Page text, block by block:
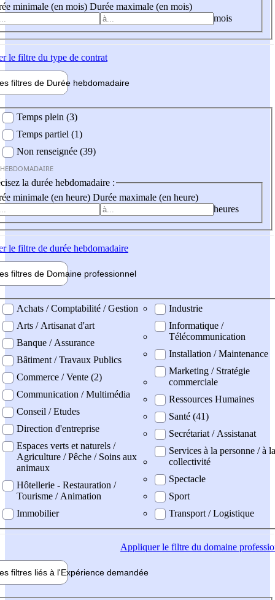
minimale (en mois) Durée maximale (en mois)
mois
le filtre du type de contrat
filtres de Durée hebdomadaire
Temps plein (3)
Temps partiel (1)
Non renseignée (39)
la durée hebdomadaire :
minimale (en heure) Durée maximale (en heure)
heures
le filtre de durée hebdomadaire
filtres de Domaine professionnel
professionel
Achats / Comptabilité / Gestion
Arts / Artisanat d'art
Banque / Assurance
Bâtiment / Travaux Publics
Commerce / Vente (2)
Communication / Multimédia
Conseil / Etudes
Direction d'entreprise
Espaces verts et naturels /
Agriculture / Pêche / Soins aux
animaux
Hôtellerie - Restauration /
Tourisme / Animation
Immobilier
Industrie
Informatique /
Télécommunication
Installation / Maintenance
Marketing / Stratégie
commerciale
Ressources Humaines
Santé (41)
Secrétariat / Assistanat
Services à la personne / à la
collectivité
Spectacle
Sport
Transport / Logistique
Appliquerle filtre du domaine
filtres liés à l'Expérience demandée